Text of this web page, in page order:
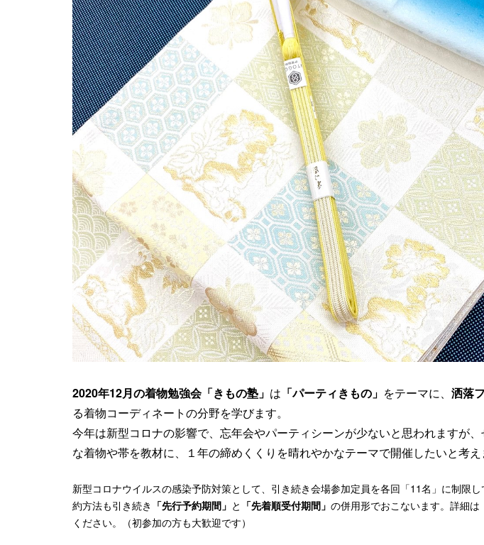
2020年12月の着物勉強会「きもの塾」 は 「パーティきもの 」 をテーマに、 洒落
る着物コーディネートの分野を学びます。
今年は新型コロナの影響で、忘年会やパーティシーンが少ないと思われますが
な着物や帯を教材に、１年の締めくくりを晴れやかなテーマで開催したいと考え
新型コロナウイルスの感染予防対策として、引き続き会場参加定員を各回「11名」に制限
約方法も引き続き 「先行予約期間」 と 「先着順受付期間」 の併用形でおこないます。詳細
ください。（初参加の方も大歓迎です）